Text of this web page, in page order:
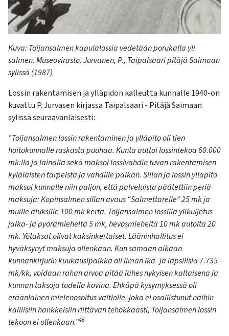
Kuva:Toijansalmenkapulalossia vedetään porukalla yli
salmen. Museovirasto. Jurvanen, P., Taipalsaari pitäjä Saimaan
sylissä (1987)
Lossin rakentamisen ja ylläpidon kalleutta kunnalle 1940-on
kuvattu P. Jurvasen kirjassa Taipalsaari - Pitäjä Saimaan
sylissä seuraavanlaisesti:
“Toijansalmen lossin rakentaminen ja ylläpito oli tien
hoitokunnalle raskasta puuhaa. Kunta auttoi lossintekoa 60.000
mk:lla ja lainalla sekä maksoi lossivahdin tuvan rakentamisen
kyläläisten tarpeista ja vahdille palkan. Sillan ja lossin ylläpito
maksoi kunnalle niin paljon, että palveluista päätettiin periä
maksuja: Kopinsalmen sillan avaus “Salmettarelle” 25 mk ja
muille aluksille 100 mk kerta. Toijansalmen lossilla ylikuljetus
jalka- ja pyörämieheltä 5 mk, hevosmieheltä 10 mk autolta 20
mk. Yötaksat olivat kaksinkertaiset. Lääninhallitus ei
hyväksynyt maksuja ollenkaan. Kun samaan aikaan
kunnankirjurin kuukausipalkka oli ilman ikä- ja lapsilisiä 7.735
mk/kk, voidaan rahan arvoa pitää lähes nykyisen kaltaisena ja
kunnan taksoja todella kovina. Ehkäpä kysymyksessä oli
eräänlainen mielenosoitus valtiolle, joka ei osallistunut näihin
kalliisiin hankkeisiin riittävän tehokkaasti, Toijansalmen lossin
tekoon ei ollenkaan.”46